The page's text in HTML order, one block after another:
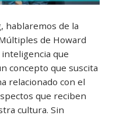
hablaremos de la
de Howard
que
concepto que suscita
relacionado con el
que reciben
cultura. Sin